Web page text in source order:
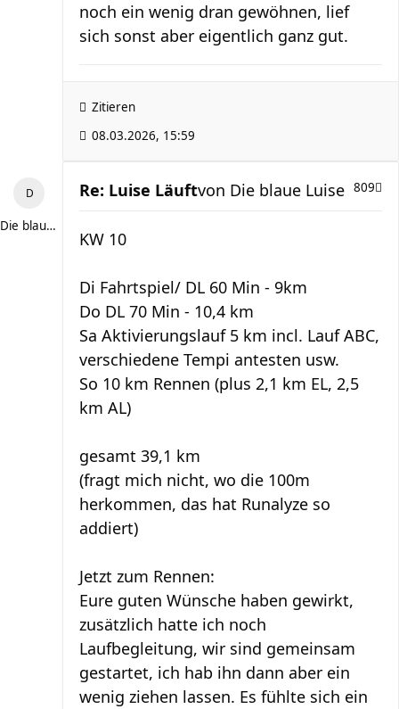
noch ein wenig dran gewöhnen, lief
sich sonst aber eigentlich ganz gut.
Zitieren
08.03.2026, 15:59
Die blaue Luise
Re: Luise Läuft 809
von Die blaue Luise
KW 10
Di Fahrtspiel/ DL 60 Min - 9km
Do DL 70 Min - 10,4 km
Sa Aktivierungslauf 5 km incl. Lauf ABC,
verschiedene Tempi antesten usw.
So 10 km Rennen (plus 2,1 km EL, 2,5
km AL)
gesamt 39,1 km
(fragt mich nicht, wo die 100m
herkommen, das hat Runalyze so
addiert)
Jetzt zum Rennen:
Eure guten Wünsche haben gewirkt,
zusätzlich hatte ich noch
Laufbegleitung, wir sind gemeinsam
gestartet, ich hab ihn dann aber ein
wenig ziehen lassen. Es fühlte sich ein